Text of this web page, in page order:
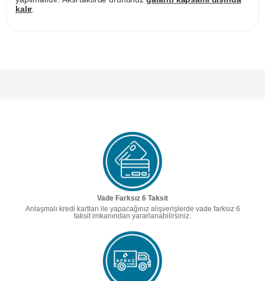
kalır.
Vade Farksız 6 Taksit
Anlaşmalı kredi kartları ile yapacağınız alışverişlerde vade farksız 6
taksit imkanından yararlanabilirsiniz.